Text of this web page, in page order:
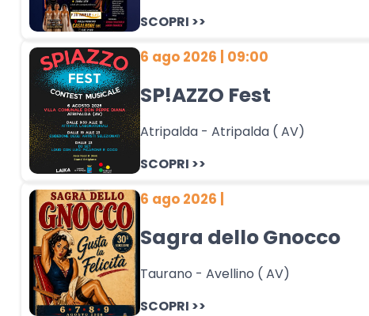
SCOPRI >>
6 ago 2026 | 09:00
SP!AZZO Fest
Atripalda - Atripalda ( AV)
SCOPRI >>
6 ago 2026 |
Sagra dello Gnocco
Taurano - Avellino ( AV)
SCOPRI >>